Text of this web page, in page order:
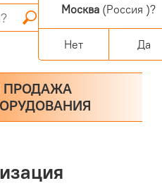
Войти
Регистрация
Корзина
0 позиций
Персональный раздел
ПРОДАЖА
Москва (Россия )?
Нет Да